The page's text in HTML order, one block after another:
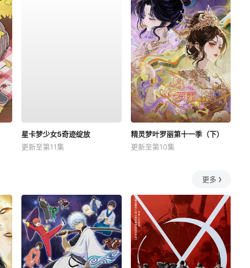
星卡梦少女5奇迹绽放
更新至第11集
精灵梦叶罗丽第十一季（下）
更新至第10集
更多